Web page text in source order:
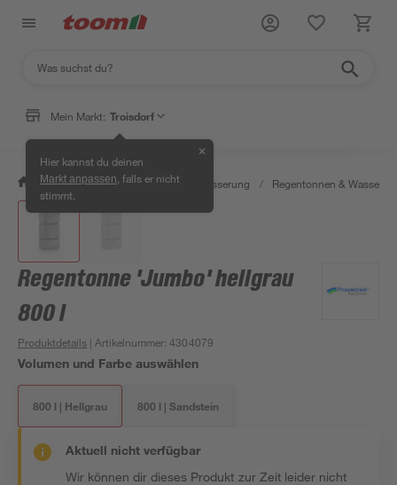
Mein Markt: Troisdorf
Hier kannst du deinen
Markt anpassen , falls er nicht
stimmt.
✕
/ Garten & Freizeit / Gartenbewässerung / Regentonnen &
Regentonne 'Jumbo' hellgrau
800 l
Produktdetails | Artikelnummer:4304079
Volumen und Farbe auswählen
800 l | Hellgrau 800 l | Sandstein
Aktuell nicht verfügbar
Wir können dir dieses Produkt zur Zeit leider nicht